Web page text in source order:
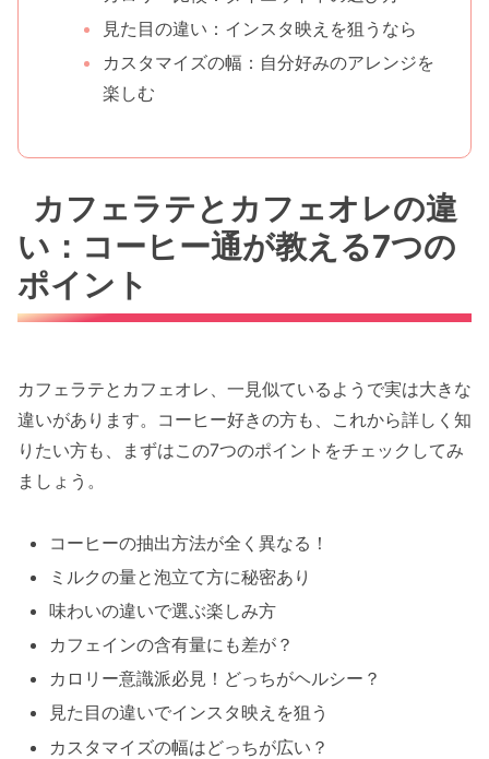
見た目の違い：インスタ映えを狙うなら
カスタマイズの幅：自分好みのアレンジを
楽しむ
カフェラテとカフェオレの違
い：コーヒー通が教える7つの
ポイント
カフェラテとカフェオレ、一見似ているようで実は大きな
違いがあります。コーヒー好きの方も、これから詳しく知
りたい方も、まずはこの7つのポイントをチェックしてみ
ましょう。
コーヒーの抽出方法が全く異なる！
ミルクの量と泡立て方に秘密あり
味わいの違いで選ぶ楽しみ方
カフェインの含有量にも差が？
カロリー意識派必見！どっちがヘルシー？
見た目の違いでインスタ映えを狙う
カスタマイズの幅はどっちが広い？